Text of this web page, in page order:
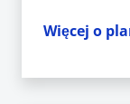
Więcej o